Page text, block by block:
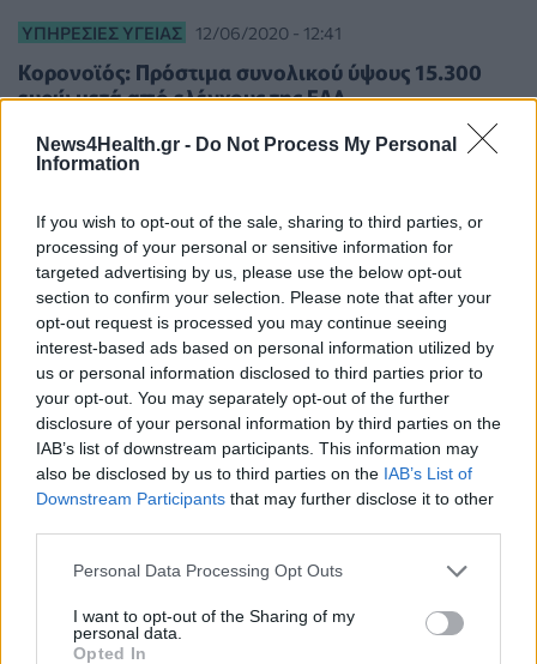
News4Health.gr - Do Not Process My Personal
Information
If you wish to opt-out of the sale, sharing to third parties, or
processing of your personal or sensitive information for
targeted advertising by us, please use the below opt-out
section to confirm your selection. Please note that after your
opt-out request is processed you may continue seeing
interest-based ads based on personal information utilized by
us or personal information disclosed to third parties prior to
your opt-out. You may separately opt-out of the further
disclosure of your personal information by third parties on the
IAB’s list of downstream participants. This information may
also be disclosed by us to third parties on the IAB’s List of
Downstream Participants that may further disclose it to other
Personal Data Processing Opt Outs
I want to opt-out of the Sharing of my
personal data.
Opted In
ΥΠΗΡΕΣΊΕΣ ΥΓΕΊΑΣ 12/06/2020 - 12:41
Κορονοϊός: Πρόστιμα συνολικού ύψους 15.300
ευρώ μετά από ελέγχους της ΕΑΔ
ΠΟΛΙΤΙΚΉ ΥΓΕΊΑΣ 08/06/2020 - 12:34
Κορονοϊός : Πάνω από 6 χιλιάδες ευρώ σε
πρόστιμα σε Αττική και Θεσσαλονίκη